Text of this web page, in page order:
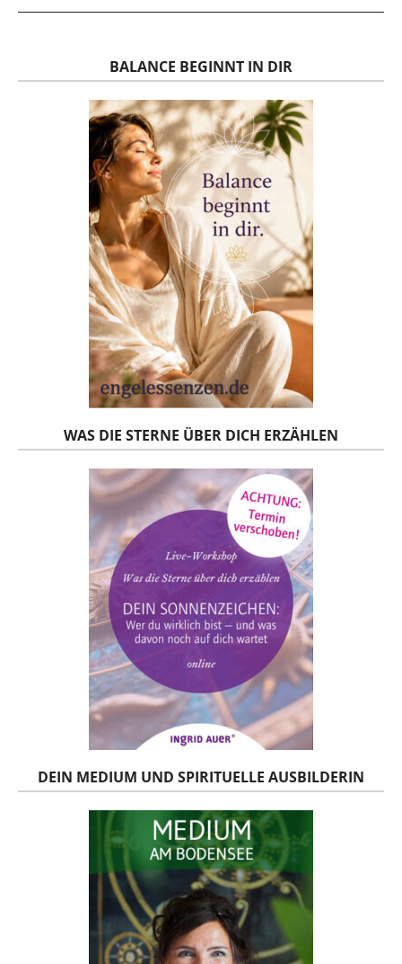
BALANCE BEGINNT IN DIR
WAS DIE STERNE ÜBER DICH ERZÄHLEN
DEIN MEDIUM UND SPIRITUELLE AUSBILDERIN